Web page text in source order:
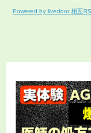
Powered by livedoor 相互